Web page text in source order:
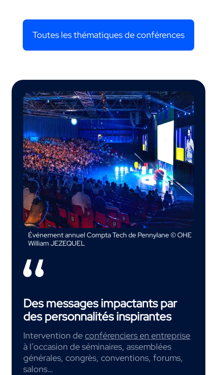
Toutes les thématiques de conférences
Événement annuel Compta Tech de Pennylane © OHE
William JEZEQUEL
Des messages impactants par
des personnalités inspirantes
Intervention deconférenciers en entreprise
à l’occasion de séminaires, assemblées
générales, congrès, conventions, forums,
salons…